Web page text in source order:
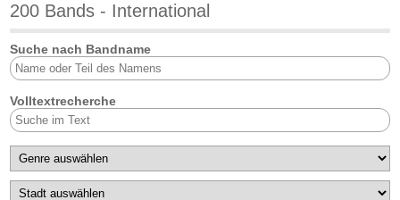
200 Bands - International
Suche nach Bandname
Volltextrecherche